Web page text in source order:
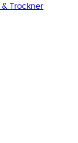
Trockner